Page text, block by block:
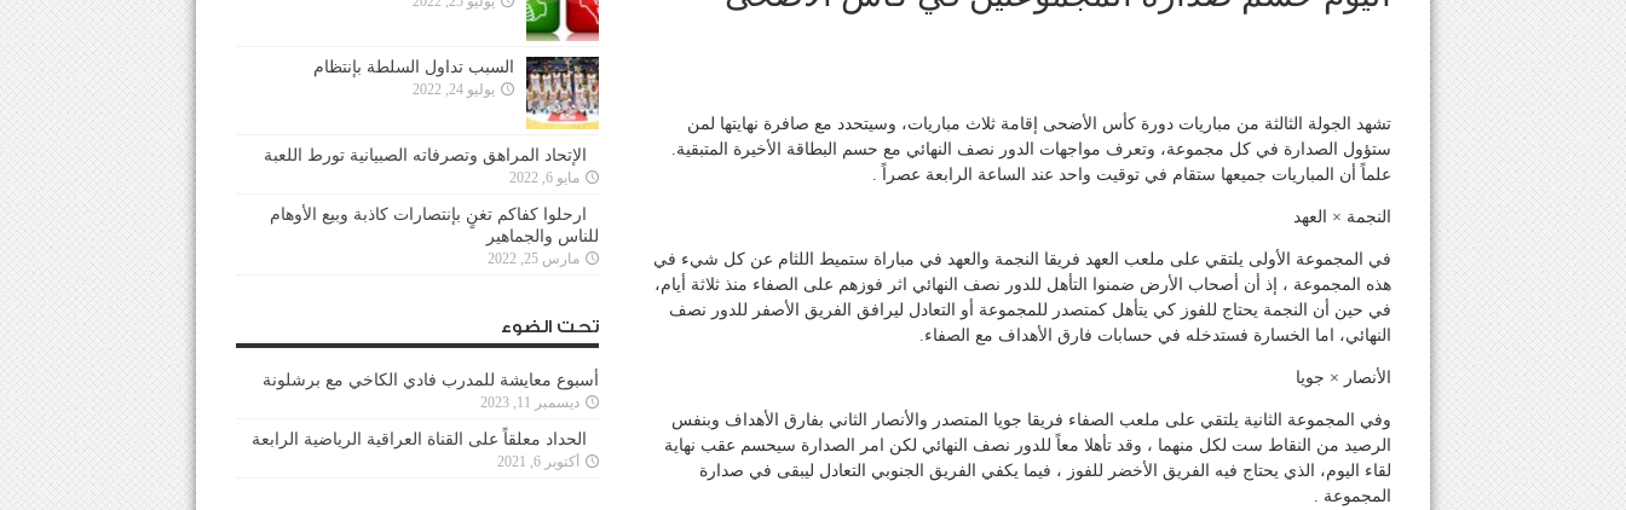
تشهد الجولة الثالثة من مباريات دورة كأس الأضحى إقامة ثلاث مباريات، وسيتحدد مع صافرة نهايتها لمن
ستؤول الصدارة في كل مجموعة، وتعرف مواجهات الدور نصف النهائي مع حسم البطاقة الأخيرة المتبقية.
علماً أن المباريات جميعها ستقام في توقيت واحد عند الساعة الرابعة عصراً .
النجمة × العهد
في المجموعة الأولى يلتقي على ملعب العهد فريقا النجمة والعهد في مباراة ستميط اللثام عن كل شيء في
هذه المجموعة ، إذ أن أصحاب الأرض ضمنوا التأهل للدور نصف النهائي اثر فوزهم على الصفاء منذ ثلاثة أيام،
في حين أن النجمة يحتاج للفوز كي يتأهل كمتصدر للمجموعة أو التعادل ليرافق الفريق الأصفر للدور نصف
النهائي، اما الخسارة فستدخله في حسابات فارق الأهداف مع الصفاء.
الأنصار × جويا
وفي المجموعة الثانية يلتقي على ملعب الصفاء فريقا جويا المتصدر والأنصار الثاني بفارق الأهداف وبنفس
الرصيد من النقاط ست لكل منهما ، وقد تأهلا معاً للدور نصف النهائي لكن امر الصدارة سيحسم عقب نهاية
لقاء اليوم، الذي يحتاج فيه الفريق الأخضر للفوز ، فيما يكفي الفريق الجنوبي التعادل ليبقى في صدارة
المجموعة .
السبب تداول السلطة بإنتظام
يوليو 24, 2022
الإتحاد المراهق وتصرفاته الصبيانية تورط اللعبة
مايو 6, 2022
ارحلوا كفاكم تغنٍ بإنتصارات كاذبة وبيع الأوهام
للناس والجماهير
مارس 25, 2022
تحت الضوء
أسبوع معايشة للمدرب فادي الكاخي مع برشلونة
ديسمبر 11, 2023
الحداد معلقاً على القناة العراقية الرياضية الرابعة
أكتوبر 6, 2021